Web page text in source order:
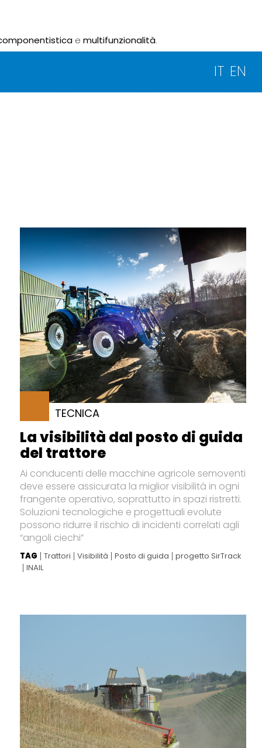
e multifunzionalità.
IT EN
TECNICA
La visibilità dal posto di guida
del trattore
Ai conducenti delle macchine agricole semoventi
deve essere assicurata la miglior visibilità in ogni
frangente operativo, soprattutto in spazi ristretti.
Soluzioni tecnologiche e progettuali evolute
possono ridurre il rischio di incidenti correlati agli
“angoli ciechi”
TAG Trattori Visibilità Posto di guida
progetto SirTrack
INAIL